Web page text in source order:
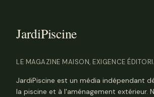
LE MAGAZINE MAISON, EXIGENCE
JardiPiscine est un média indépendant
la piscine et à l'aménagement extérieur.